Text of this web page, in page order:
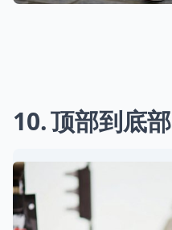
10 顶部到底部